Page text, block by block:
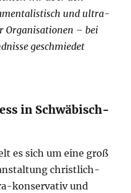
und ultra-
Organisationen – bei
geschmiedet
in Schwäbisch-
es sich um eine groß
christlich-
konservativ und